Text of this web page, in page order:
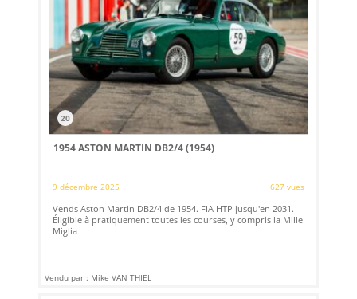
20
1954 ASTON MARTIN DB2/4 (1954)
9 décembre 2025 627 vues
Vends Aston Martin DB2/4 de 1954. FIA HTP jusqu'en 2031.
Éligible à pratiquement toutes les courses, y compris la Mille
Miglia
Vendu par : Mike VAN THIEL